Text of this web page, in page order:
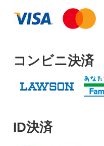
コンビニ決済
ID決済